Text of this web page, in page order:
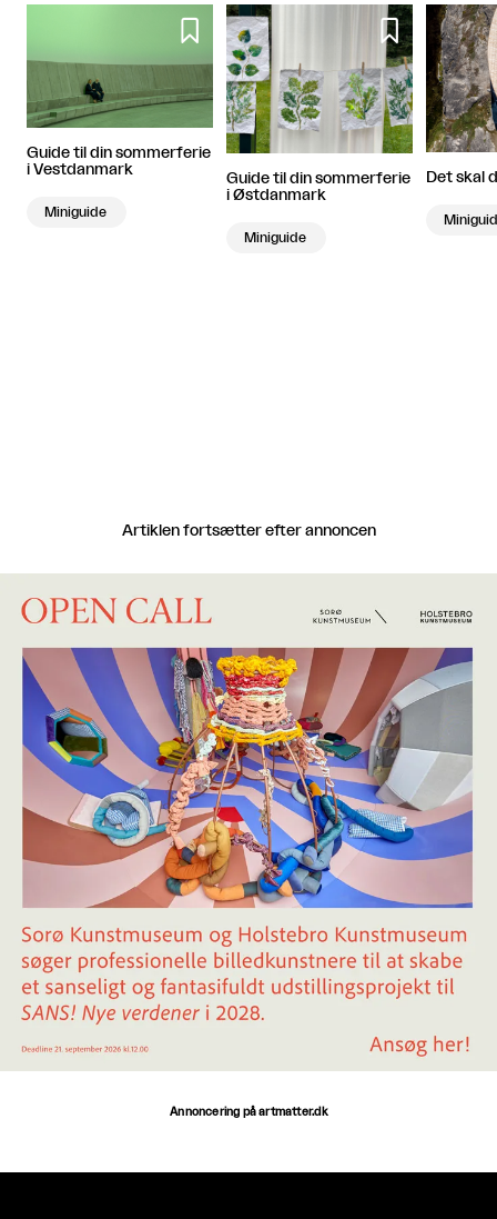

Guide til din sommerferie
i Vestdanmark
Miniguide

Guide til din sommerferie
i Østdanmark
Miniguide
Det skal
Artiklen fortsætter efter annoncen
Annoncering på artmatter.dk